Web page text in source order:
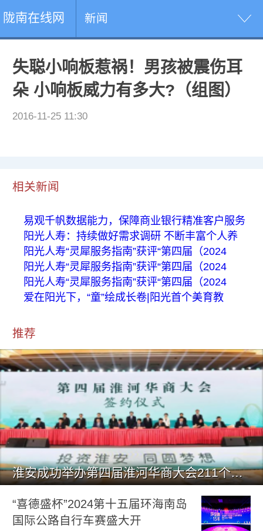
陇南在线网 新闻
失聪小响板惹祸！男孩被震伤耳
朵 小响板威力有多大?（组图）
2016-11-25 11:30
相关新闻
易观千帆数据能力，保障商业银行精准客户服务
阳光人寿：持续做好需求调研 不断丰富个人养
阳光人寿“灵犀服务指南”获评“第四届（2024
阳光人寿“灵犀服务指南”获评“第四届（2024
阳光人寿“灵犀服务指南”获评“第四届（2024
爱在阳光下，“童”绘成长卷|阳光首个美育教
推荐
淮安成功举办第四届淮河华商大会211个签约项目 总投资1486.
“喜德盛杯”2024第十五届环海南岛
国际公路自行车赛盛大开